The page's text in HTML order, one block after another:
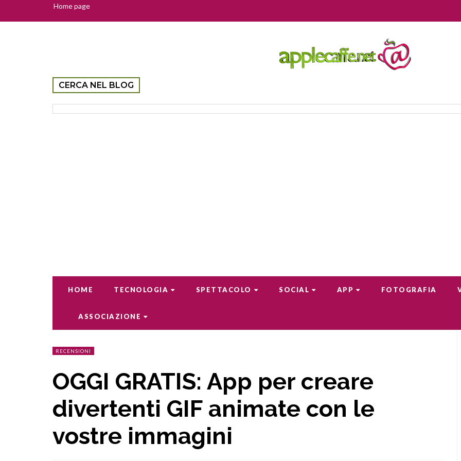
Home page
CERCA NEL BLOG
HOME TECNOLOGIA SPETTACOLO SOCIAL APP FOTOGRAFIA
ASSOCIAZIONE
RECENSIONI
OGGI GRATIS: App per creare
divertenti GIF animate con le
vostre immagini